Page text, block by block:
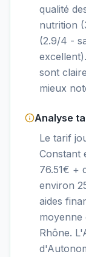
qualité
nutrition
(2.9/4 -
sont
mieux
Analyse
Le tarif
Constant
76.51€ +
environ
aides
moyenne
Rhône.